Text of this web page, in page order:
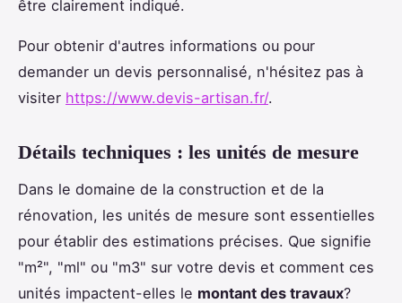
être clairement indiqué.
Pour obtenir d'autres informations ou pour
demander un devis personnalisé, n'hésitez pas à
visiter https://www.devis-artisan.fr/.
Détails techniques : les unités de mesure
Dans le domaine de la construction et de la
rénovation, les unités de mesure sont essentielles
pour établir des estimations précises. Que signifie
"m²", "ml" ou "m3" sur votre devis et comment ces
unités impactent-elles le montant des travaux?